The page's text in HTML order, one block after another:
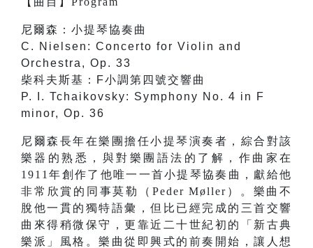
尼爾森：小提琴協奏曲
C. Nielsen: Concerto for Violin and
Orchestra, Op. 33
柴科夫斯基：F小調第四號交響曲
P. I. Tchaikovsky: Symphony No. 4 in F
minor, Op. 36
尼爾森長年在樂團擔任小提琴演奏者，綜合對該
樂器的熟悉，與對樂團語法的了解，作曲家在
1911年創作了他唯一一首小提琴協奏曲，獻給他
非常欣賞的同事莫勒（Peder Møller）。樂曲不
脫他一貫的獨特語彙，但比已經完成的三首交響
曲來得稍微保守，更靠近二十世紀初的「新古典
樂派」風格。樂曲從即興式的前奏開始，讓人想